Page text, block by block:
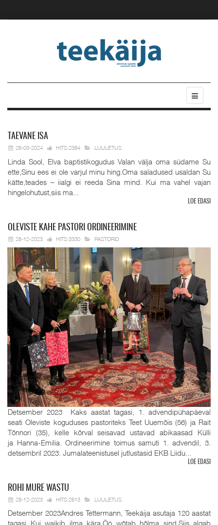
TAEVANE ISA
26-03-2024 HITS:2384 LUULETUS
Linda Sool, Elva baptistikogudus Valan välja oma südame Su
ette,Sinu ees ei ole varjul minu hing.Oma saladused usaldan Su
kätte,teades – iialgi ei reeda Sina mind. Kui ma vahel vajan
hingelohutust,siis ma...
LOE EDASI
OLEVISTE KAHE PASTORI ORDINEERIMINE
28-12-2023 HITS:3330 PASTORID
Detsember 2023 Kaks aastat tagasi, 1. advendipühapäeval
seati Oleviste koguduses pastoriteks Teet Uuemõis (56) ja Rait
Tõnnori (35), kelle kõrval seisavad ustavad abikaasad Külli
ja Hanna-Emilia. Ordineerimine toimus samuti 1. advendil, 3.
detsembril 2023. Jumalateenistusel jutlustasid EKB Liidu...
LOE EDASI
ROHI MURE WASTU
28-12-2023 HITS:2613 LUULETUS
Detsember 2023Andres Tettermann, Teekäija asutaja 120 aastat
tagasi Kui waikib ilma kära,Öö wõtab hõlma sind,Siis algab